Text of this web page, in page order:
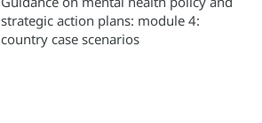
strategic action plans: module 4:
country case scenarios